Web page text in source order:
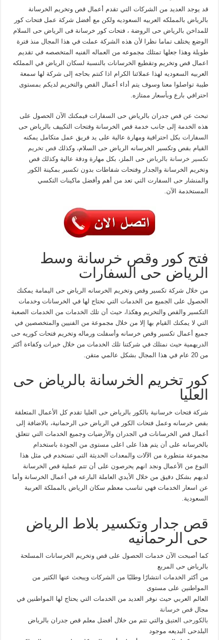
قد يوجد العديد من الشركات التي تقدم أعمال قص وتخريم الخرسانة
بالرياض بالمملكه العربيه السعوديه ولكن مع أفضل شركة عمل فتحات كور
للمداخن بالرياض حى الروضة ، فتحات كور خرسانة فى الرياض حى السلام
الوضع يختلف تماما نظرا لأن هذه الشركة عملت في هذا المجال منذ فترة
طويلة وهذا جعلها تمتلك مجموعه من العماله الفنيه المتخصصه في تقديم
اعمال قص وتخريم وتقطيع الخرسانات بالنسبة لسكان الرياض في المملكه
العربيه السعوديه لهذا عملائنا الكرام اذا كنتم بحاجه إلى شركة لها سمعة
طيبة تواصلوا معنا وسوف يتم أداء أعمال القص والتخريم لديكم بمستوى
احترافي بارع وبأسعار ممتازه.
تبحث عن قص جدران بالرياض حى السفارات فيمكنك الآن الحصول على
هذه الخدمة إلى جانب خدمة قص الخرسانة وفتحات التكييف بالرياض حى
السفارات بكل احترافية ومهارة عالية على يد فريق عمل متكامل يمكنه
القيام بقص وتكسير الخرسانه الرياض حى السلام، وكذلكقص تخريم
تكسير خرسانة بالرياض حى الملز، بكل مهارة ودقة عالية وكذلك قص
وتخريم الخرسانة والجدار وفتحات شفاطات بدون تكسير بمكينة الكور
والمنشار حى السفارت التي تعد من أهم وأفضل ماكينات التكسي
المستخدمة الآن.
فتح كور وقص خرسانة وسط
الرياض حى السفارات
من خلال شركة تكسير وقص وتخريم الخرسانه الرياض حى اليمامة يمكنك
الحصول على الجميع من الخدمات التي تحتاج لها في الخرسانات وخدمات
التكسير والقص والتخريم وهكذا، حيث أن تلك الخدمات من الخدمات الصعبة
التي لا يمكنك القيام بها إلا من خلال مجموعة من الفنيين والمتخصصين في
جميع أعمال تكسير وقص خرسانه وأسفلت ورماله وتخريم فتحات كوريه حى
الدريهمية حيث نمتلك في شركتنا تلك الخدمات من خلال خبرات وكفاءة أكثر
من 20 عام في هذا المجال بشكل عالمي متقن.
كور تخريم الخرسانة بالرياض حى
العليا
شركة فتحات خرسانية بالكور بالرياض حى العليا تقدم كل الأعمال المتعلقة
بقص خرسانه وعمل فتحات الكور في الرياض حى الرحمانية، بالاضافة إلى
أعمال قص الخرسانات في الجدران والأرضيات وجميع الخدمات التي تتعلق
بالخرسانه على أن يتم هذا على اعلى مستوى من الجودة باستخدام
مجموعة متطورة من الآلات والمعدات الحديثة التي تستخدم في مثل هذا
النوع من الأعمال ونجد انهم يحرصون على أن تتم عملية قص الخرسانة
لديهم بشكل دقيق من خلال الأيدي العاملة البارعه في أعمال الخرسانة وأما
عن اسعار الخدمات فهي تناسب معظم سكان الرياض بالمملكة العربية
السعودية.
قص جدار وتكسير بلاط الرياض
حى الرحمانيه
كما أصبحت الآن خدمات الحصول على قص وتخريم الخرسانات المسلحة
بالرياض حى المربع
من أكثر الخدمات انتشارًا وطلبًا من الشركات ويبحث عنها الكثير من
المواطنين على مستوى
العالم العربي حيث نوفر العديد من الخدمات التي يحتاج لها المواطنين في
مجالقص خرسانة
بالكورحى العتيق والتي تتم من خلال أفضل معلم قص جدران بالرياض
البلدحى البديعه موجود